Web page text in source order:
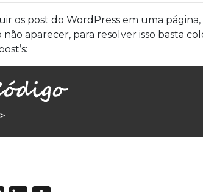
os post do WordPress em uma
aparecer, para resolver isso basta